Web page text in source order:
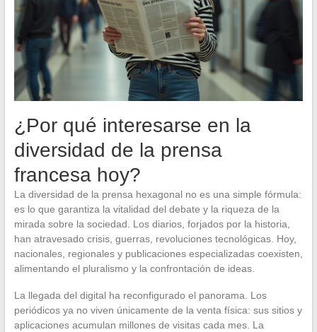
¿Por qué interesarse en la
diversidad de la prensa
francesa hoy?
La diversidad de la prensa hexagonal no es una simple fórmula:
es lo que garantiza la vitalidad del debate y la riqueza de la
mirada sobre la sociedad. Los diarios, forjados por la historia,
han atravesado crisis, guerras, revoluciones tecnológicas. Hoy,
nacionales, regionales y publicaciones especializadas coexisten,
alimentando el pluralismo y la confrontación de ideas.
La llegada del digital ha reconfigurado el panorama. Los
periódicos ya no viven únicamente de la venta física: sus sitios y
aplicaciones acumulan millones de visitas cada mes. La